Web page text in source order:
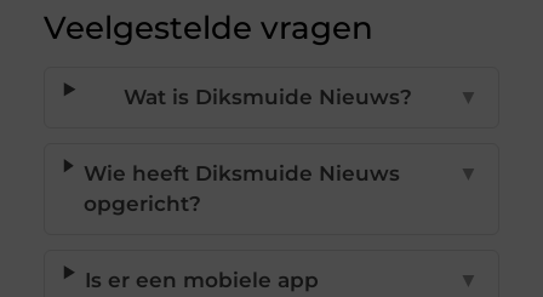
Veelgestelde vragen
Wat is Diksmuide Nieuws? ▼
Wie heeft Diksmuide Nieuws
opgericht?
▼
Is er een mobiele app
▼